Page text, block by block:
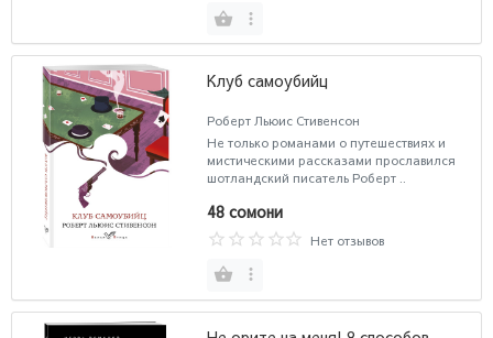
Клуб самоубийц
Роберт Льюис Стивенсон
Не только романами о путешествиях и
мистическими рассказами прославился
шотландский писатель Роберт ..
48 сомони
Нет отзывов